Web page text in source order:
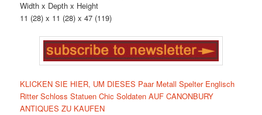
Width x Depth x Height
11 (28) x 11 (28) x 47 (119)
KLICKEN SIE HIER, UM DIESES Paar Metall Spelter Englisch
Ritter Schloss Statuen Chic Soldaten AUF CANONBURY
ANTIQUES ZU KAUFEN